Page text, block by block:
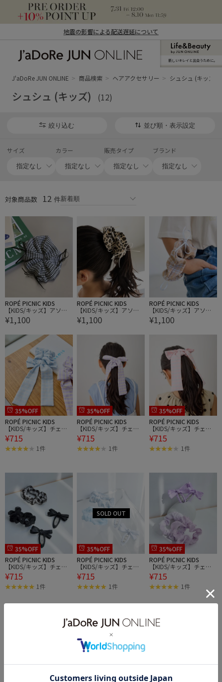
地震の影響による配送遅延について
ン オンライン）
新しいキレイと出合うために。
J'aDoRe JUN ONLINE 商品検索 ヘアアクセサリー シュシュ (キッズ)
シュシュ (キッズ) (12)
絞り込む 並び順・表示設定
サイズ カラー 販売タイプ ブランド
対象商品数 12 件
ROPÉ PICNIC KIDS
【KIDS/キッズ】アソー
ト柄リボン付きシュシュ
¥1,100
ROPÉ PICNIC KIDS
【KIDS/キッズ】アソー
ト柄リボン付きシュシュ
¥1,100
ROPÉ PICNIC KIDS
【KIDS/キッズ】アソー
ト柄リボン付きシュシュ
¥1,100
35%OFF
ROPÉ PICNIC KIDS
【KIDS/キッズ】チェッ
ク柄ビッグリボンシュシ
ュ
¥715
1件
35%OFF
ROPÉ PICNIC KIDS
【KIDS/キッズ】チェッ
ク柄ビッグリボンシュシ
ュ
¥715
1件
35%OFF
ROPÉ PICNIC KIDS
【KIDS/キッズ】チェッ
ク柄ビッグリボンシュシ
ュ
¥715
1件
35%OFF
ROPÉ PICNIC KIDS
【KIDS/キッズ】チェッ
クシュシュ×ヘアピンセ
ット
¥715
1件
35%OFF
ROPÉ PICNIC KIDS
【KIDS/キッズ】チェッ
クシュシュ×ヘアピンセ
ット
¥715
1件
35%OFF
ROPÉ PICNIC KIDS
【KIDS/キッズ】チェッ
クシュシュ×ヘアピンセ
ット
¥715
1件